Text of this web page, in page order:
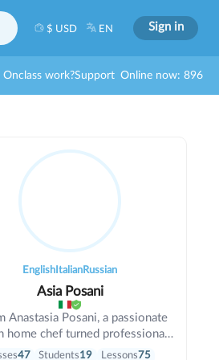
EN
$ USD Sign in
Onclass work?Support Online now: 896
English Italian Russian
Asia Posani
Anastasia Posani, a passionate
home chef turned professional
teacher. For me, cooking isn't
47 Students19 Lessons75